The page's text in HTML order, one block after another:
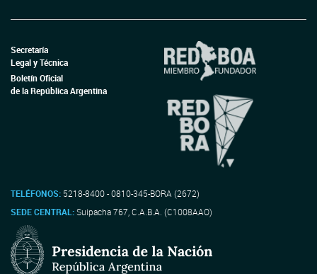
Secretaría
Legal y Técnica
Boletín Oficial
de la República Argentina
TELÉFONOS: 5218-8400 - 0810-345-BORA (2672)
SEDE CENTRAL:Suipacha 767, C.A.B.A. (C1008AAO)